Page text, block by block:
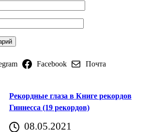
Facebook Почта
Рекордные глаза в Книге рекордов
Гиннесса (19 рекордов)
08.05.2021